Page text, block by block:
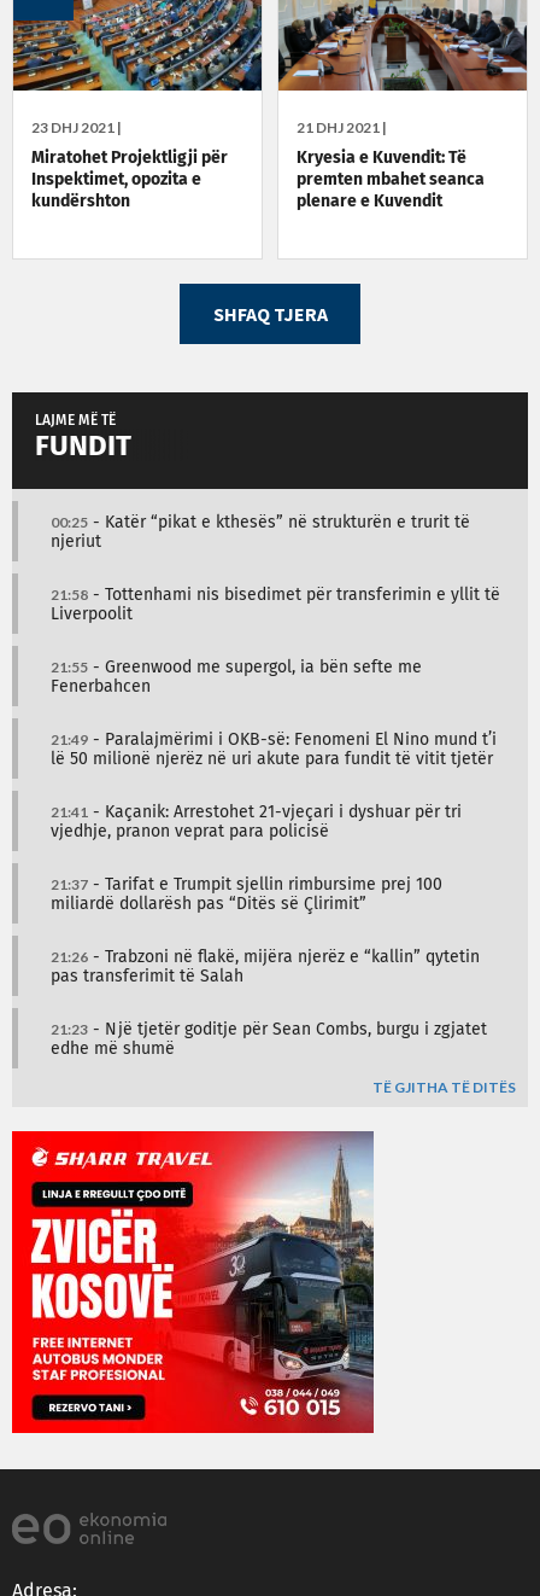
23 DHJ 2021 |
Miratohet Projektligji për
Inspektimet, opozita e
kundërshton
21 DHJ 2021 |
Kryesia e Kuvendit: Të
premten mbahet seanca
plenare e Kuvendit
SHFAQ TJERA
LAJME MË TË
FUNDIT
00:25 - Katër “pikat e kthesës” në strukturën e trurit të
njeriut
21:58 - Tottenhami nis bisedimet për transferimin e yllit të
Liverpoolit
21:55 - Greenwood me supergol, ia bën sefte me
Fenerbahcen
21:49 - Paralajmërimi i OKB-së: Fenomeni El Nino mund t’i
lë 50 milionë njerëz në uri akute para fundit të vitit tjetër
21:41 - Kaçanik: Arrestohet 21-vjeçari i dyshuar për tri
vjedhje, pranon veprat para policisë
21:37 - Tarifat e Trumpit sjellin rimbursime prej 100
miliardë dollarësh pas “Ditës së Çlirimit”
21:26 - Trabzoni në flakë, mijëra njerëz e “kallin” qytetin
pas transferimit të Salah
21:23 - Një tjetër goditje për Sean Combs, burgu i zgjatet
edhe më shumë
TË GJITHA TË DITËS
Adresa: